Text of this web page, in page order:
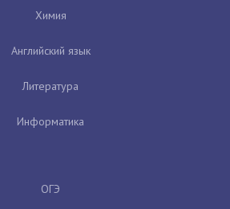
Химия
Английский язык
Литература
Информатика
ОГЭ